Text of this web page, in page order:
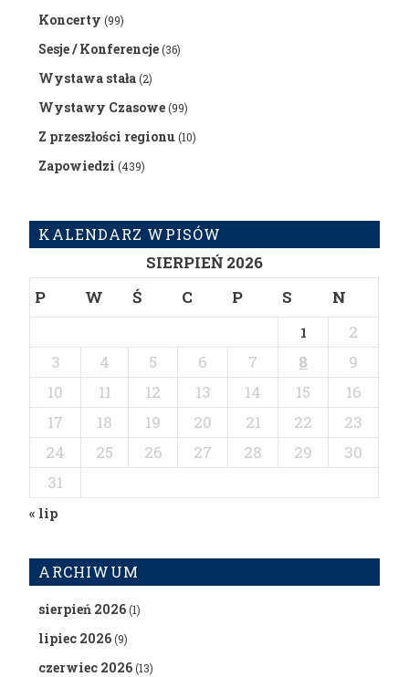
Koncerty (99)
Sesje / Konferencje(36)
Wystawa stała(2)
Wystawy Czasowe(99)
Z przeszłości regionu(10)
Zapowiedzi (439)
KALENDARZ WPISÓW
SIERPIEŃ 2026
P
W Ś C P S N
1
2
3
4 5 6 7 8
9
10
11 12 13 14 15
16
17
18 19 20 21 22
23
24
25 26 27 28 29
30
31
« lip
ARCHIWUM
sierpień 2026(1)
lipiec 2026(9)
czerwiec 2026(13)